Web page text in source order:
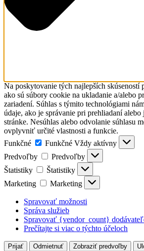
Na poskytovanie tých najlepších skúseností
ako sú súbory cookie na ukladanie a/alebo
zariadení. Súhlas s týmito technológiami
údaje, ako je správanie pri prehliadaní
stránke. Nesúhlas alebo odvolanie súhlasu
ovplyvniť určité vlastnosti a funkcie.
Funkčné
Funkčné Vždy aktívny
Predvoľby
Predvoľby
Štatistiky
Štatistiky
Marketing
Marketing
Spravovať možnosti
Správa služieb
Spravovať {vendor_count}
Prečítajte si viac o týchto účeloch
Prijať Odmietnuť Zobraziť predvoľby